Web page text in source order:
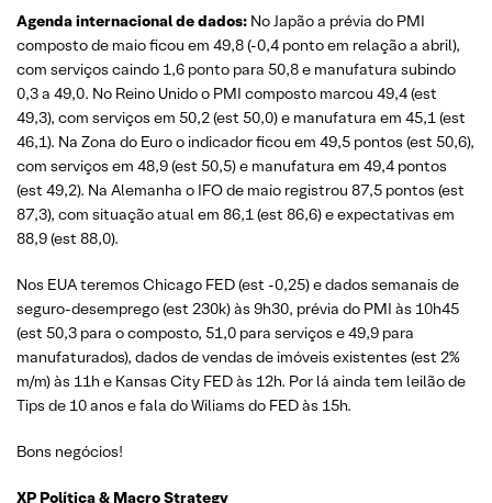
Agenda internacional de dados: No Japão a prévia do PMI
composto de maio ficou em 49,8 (-0,4 ponto em relação a abril),
com serviços caindo 1,6 ponto para 50,8 e manufatura subindo
0,3 a 49,0. No Reino Unido o PMI composto marcou 49,4 (est
49,3), com serviços em 50,2 (est 50,0) e manufatura em 45,1 (est
46,1). Na Zona do Euro o indicador ficou em 49,5 pontos (est 50,6),
com serviços em 48,9 (est 50,5) e manufatura em 49,4 pontos
(est 49,2). Na Alemanha o IFO de maio registrou 87,5 pontos (est
87,3), com situação atual em 86,1 (est 86,6) e expectativas em
88,9 (est 88,0).
Nos EUA teremos Chicago FED (est -0,25) e dados semanais de
seguro-desemprego (est 230k) às 9h30, prévia do PMI às 10h45
(est 50,3 para o composto, 51,0 para serviços e 49,9 para
manufaturados), dados de vendas de imóveis existentes (est 2%
m/m) às 11h e Kansas City FED às 12h. Por lá ainda tem leilão de
Tips de 10 anos e fala do Wiliams do FED às 15h.
Bons negócios!
XP Política & Macro Strategy